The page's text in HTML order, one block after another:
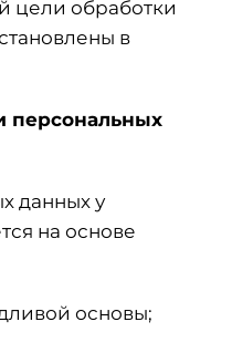
цели обработки
в
персональных
данных у
на основе
основы;